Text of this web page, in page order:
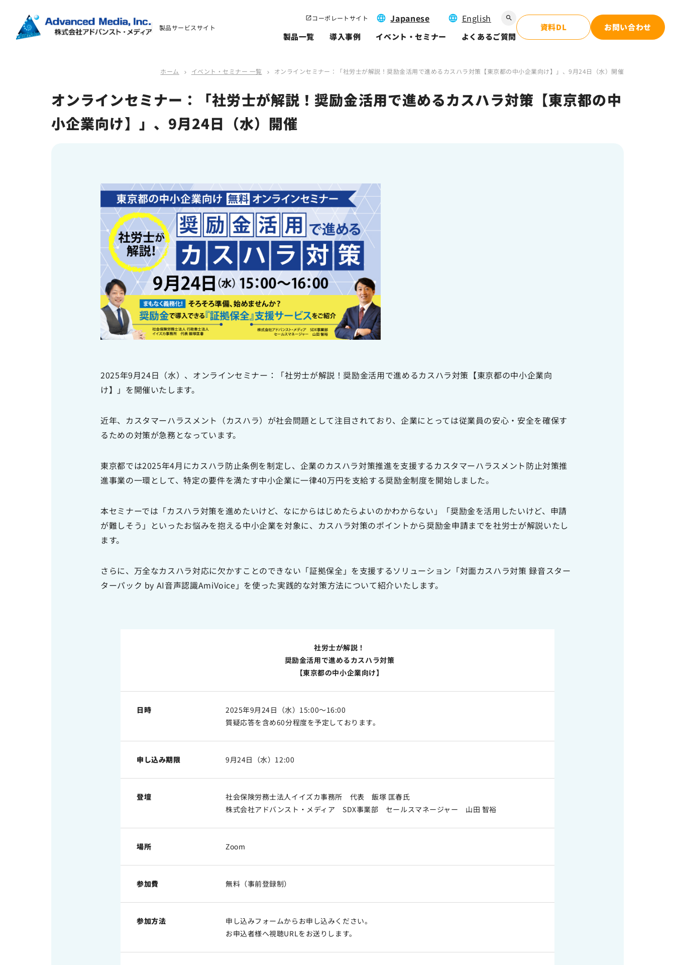
よくあるご質問
製品サービスサイト
コーポレートサイト Japanese English search
製品一覧 導入事例 イベント・セミナー よくあるご質問
資料DL お問い合わせ
ホーム chevron_right イベント・セミナー 一覧 chevron_right オンラインセミナー：「社労士が解説！奨励金活用で進めるカスハラ対策【東京都の中小企業向け】」、9月24日（水）開催
オンラインセミナー：「社労士が解説！奨励金活用で進めるカスハラ対策【東京都の中
小企業向け】」、9月24日（水）開催
2025年9月24日（水）、オンラインセミナー：「社労士が解説！奨励金活用で進めるカスハラ対策【東京都の中小企業向
け】」を開催いたします。
近年、カスタマーハラスメント（カスハラ）が社会問題として注目されており、企業にとっては従業員の安心・安全を確保す
るための対策が急務となっています。
東京都では2025年4月にカスハラ防止条例を制定し、企業のカスハラ対策推進を支援するカスタマーハラスメント防止対策推
進事業の一環として、特定の要件を満たす中小企業に一律40万円を支給する奨励金制度を開始しました。
本セミナーでは「カスハラ対策を進めたいけど、なにからはじめたらよいのかわからない」「奨励金を活用したいけど、申請
が難しそう」といったお悩みを抱える中小企業を対象に、カスハラ対策のポイントから奨励金申請までを社労士が解説いたし
ます。
さらに、万全なカスハラ対応に欠かすことのできない「証拠保全」を支援するソリューション「対面カスハラ対策 録音スター
ターパック by AI音声認識AmiVoice」を使った実践的な対策方法について紹介いたします。
社労士が解説！
奨励金活用で進めるカスハラ対策
【東京都の中小企業向け】
日時
2025年9月24日（水）15:00～16:00
質疑応答を含め60分程度を予定しております。
申し込み期限 9月24日（水）12:00
登壇
社会保険労務士法人イイズカ事務所 代表 飯塚 匡春氏
株式会社アドバンスト・メディア SDX事業部 セールスマネージャー 山田 智裕
場所 Zoom
参加費 無料（事前登録制）
参加方法
申し込みフォームからお申し込みください。
お申込者様へ視聴URLをお送りします。